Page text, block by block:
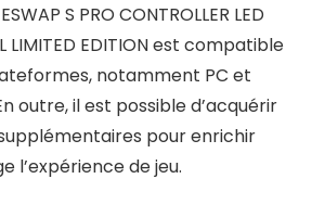
S PRO CONTROLLER LED
LIMITED EDITION est compatible
notamment PC et
outre, il est possible d’acquérir
pour enrichir
l’expérience de jeu.